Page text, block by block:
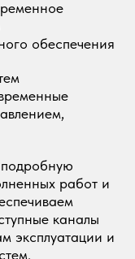
обеспечения
работ и
каналы
эксплуатации и